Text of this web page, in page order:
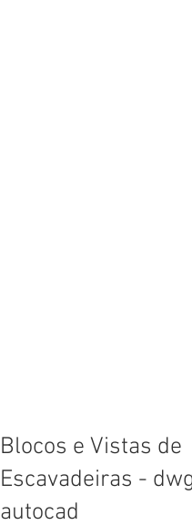
Blocos e Vistas de
Escavadeiras -
autocad